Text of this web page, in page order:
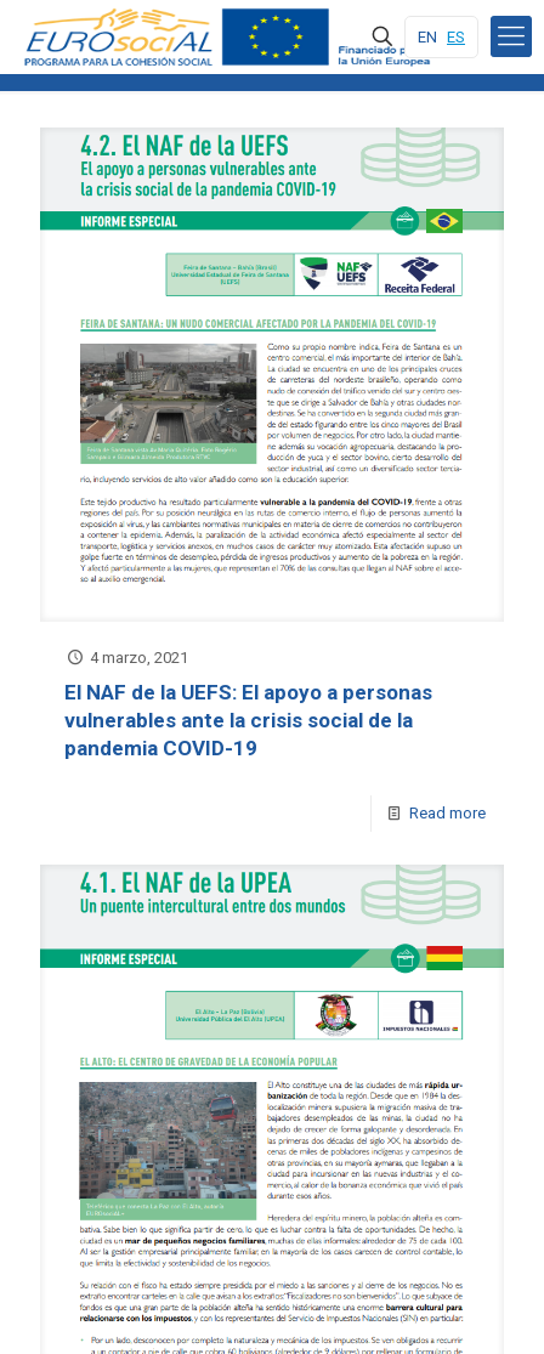
EN ES
4 marzo, 2021
El NAF de la UEFS: El apoyo a personas
vulnerables ante la crisis social de la
pandemia COVID-19
Read more